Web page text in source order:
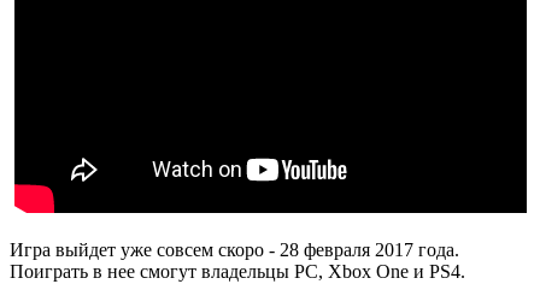
Игра выйдет уже совсем скоро - 28 февраля 2017 года.
Поиграть в нее смогут владельцы PC, Xbox One и PS4.